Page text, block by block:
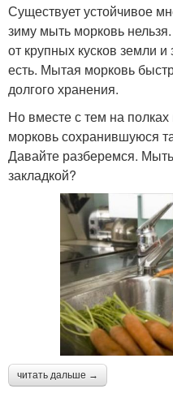
Существует устойчивое
зиму мыть морковь
от крупных кусков земли
есть. Мытая морковь
долгого хранения.
Но вместе с тем на
морковь сохранившуюся
Давайте разберемся.
закладкой?
читать дальше →